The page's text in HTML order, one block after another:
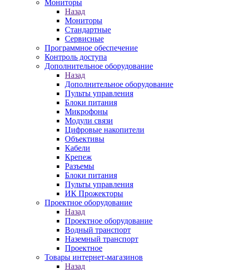
Мониторы
Назад
Мониторы
Стандартные
Сервисные
Программное обеспечение
Контроль доступа
Дополнительное оборудование
Назад
Дополнительное оборудование
Пульты управления
Блоки питания
Микрофоны
Модули связи
Цифровые накопители
Объективы
Кабели
Крепеж
Разъемы
Блоки питания
Пульты управления
ИК Прожекторы
Проектное оборудование
Назад
Проектное оборудование
Водный транспорт
Наземный транспорт
Проектное
Товары интернет-магазинов
Назад